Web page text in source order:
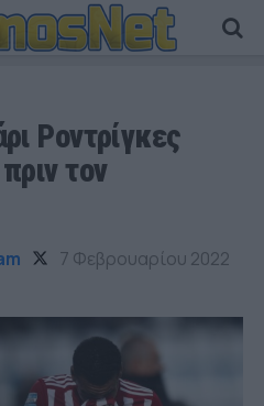
Ροντρίγκες
τον
7 Φεβρουαρίου 2022